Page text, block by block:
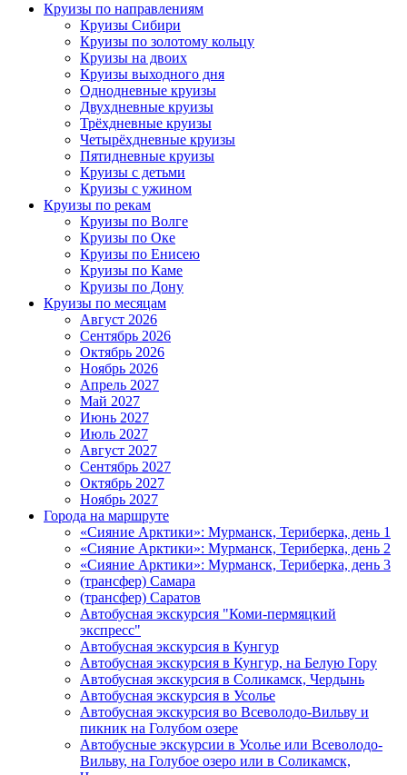
Круизы по направлениям
Круизы Сибири
Круизы по золотому кольцу
Круизы на двоих
Круизы выходного дня
Однодневные круизы
Двухдневные круизы
Трёхдневные круизы
Четырёхдневные круизы
Пятидневные круизы
Круизы с детьми
Круизы с ужином
Круизы по рекам
Круизы по Волге
Круизы по Оке
Круизы по Енисею
Круизы по Каме
Круизы по Дону
Круизы по месяцам
Август 2026
Сентябрь 2026
Октябрь 2026
Ноябрь 2026
Апрель 2027
Май 2027
Июнь 2027
Июль 2027
Август 2027
Сентябрь 2027
Октябрь 2027
Ноябрь 2027
Города на маршруте
«Сияние Арктики»: Мурманск, Териберка, день 1
«Сияние Арктики»: Мурманск, Териберка, день 2
«Сияние Арктики»: Мурманск, Териберка, день 3
(трансфер) Самара
(трансфер) Саратов
Автобусная экскурсия "Коми-пермяцкий
экспресс"
Автобусная экскурсия в Кунгур
Автобусная экскурсия в Кунгур, на Белую Гору
Автобусная экскурсия в Соликамск, Чердынь
Автобусная экскурсия в Усолье
Автобусная экскурсия во Всеволодо-Вильву и
пикник на Голубом озере
Автобусные экскурсии в Усолье или Всеволодо-
Вильву, на Голубое озеро или в Соликамск,